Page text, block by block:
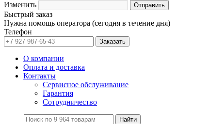
Изменить
Быстрый заказ
Нужна помощь оператора (сегодня в течение дня)
Телефон
О компании
Оплата и доставка
Контакты
Сервисное обслуживание
Гарантия
Сотрудничество